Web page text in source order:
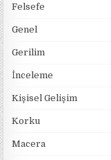
Felsefe
Genel
Gerilim
İnceleme
Kişisel Gelişim
Korku
Macera